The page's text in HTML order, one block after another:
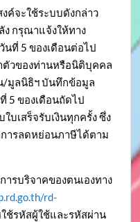
ค์จะใช้ระบบดังกล่าว
ง กรุณาแจ้งให้ทาง
นที่ 5 ของเดือนต่อไป
ตัวของท่านหรือนิติบุคคล
/มูลนิธิฯ บันทึกข้อมูล
5 ของเดือนถัดไป
บเสร็จรับเงินทุกครั้ง ซึ่ง
ารลดหย่อนภาษีได้ตาม
รบริจาคของตนเองทาง
rd-
ช้รหัสผู้ใช้และรหัสผ่าน